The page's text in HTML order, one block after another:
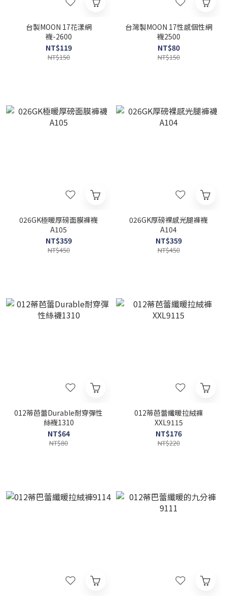
台製MOON 17花漾網
襪-2600
NT$119
NT$150
台灣製MOON 17性感個性網
襪2500
NT$80
NT$150
026GK極暖厚磅面膜褲襪
A105
NT$359
NT$450
026GK厚磅裸感光腿褲襪
A104
NT$359
NT$450
012蒂芭蕾Durable耐穿彈性
絲襪1310
NT$64
NT$80
012蒂芭蕾纖暖拉絨褲
XXL9115
NT$176
NT$220